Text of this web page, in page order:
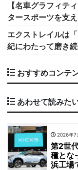
【名車グラフィテ
タースポーツを支
エクストレイルは
紀にわたって磨き
おすすめコンテ
あわせて読みた
2026年7
第2世
種とな
浜工場